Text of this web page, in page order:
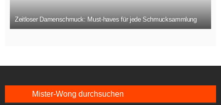
Zeitloser Damenschmuck: Must-haves für jede Schmucksammlung
Mister-Wong durchsuchen